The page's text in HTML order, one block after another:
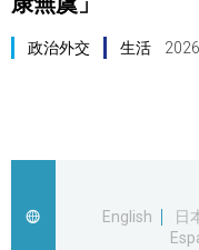
最新報導
政治外交 生活
English
日